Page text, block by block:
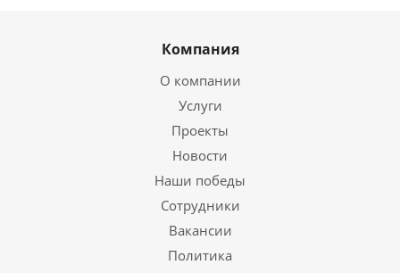
Компания
О компании
Услуги
Проекты
Новости
Наши победы
Сотрудники
Вакансии
Политика